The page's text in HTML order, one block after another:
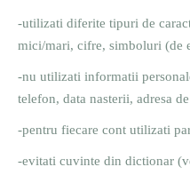
-utilizati diferite tipuri de
mici/mari, cifre, simboluri (de
-nu utilizati informatii
telefon, data nasterii, adresa
-pentru fiecare cont utilizati
-evitati cuvinte din dictionar